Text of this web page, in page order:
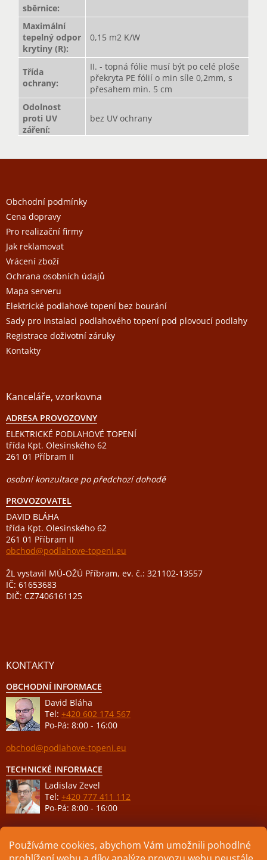
Používáme cookies, abychom Vám umožnili pohodlné
sběrnice:
Maximální
tepelný odpor
krytiny (R):
0,15 m2 K/W
Třída
ochrany:
II. - topná fólie musí být po celé ploše
překryta PE fólií o min síle 0,2mm, s
přesahem min. 5 cm
Odolnost
proti UV
záření:
bez UV ochrany
Z
aObchodní podmínky
Cena dopravy
Pro realizační firmy
Jak reklamovat
Vrácení zboží
Ochrana osobních údajů
Mapa serveru
Elektrické podlahové topení bez bourání
Sady pro instalaci podlahového topení pod plovoucí podlahy
Registrace doživotní záruky
Kontakty
Kanceláře, vzorkovna
ADRESA PROVOZOVNY
ELEKTRICKÉ PODLAHOVÉ TOPENÍ
třída Kpt. Olesinského 62
261 01 Příbram II
osobní konzultace po předchozí dohodě
PROVOZOVATEL
DAVID BLÁHA
třída Kpt. Olesinského 62
261 01 Příbram II
obchod@podlahove-topeni.eu
ŽL vystavil MÚ-OŽÚ Příbram, ev. č.: 321102-13557
IČ: 61653683
DIČ: CZ7406161125
KONTAKTY
OBCHODNÍ INFORMACE
David Bláha
Tel: +420 602 174 567
Po-Pá: 8:00 - 16:00
obchod@podlahove-topeni.eu
TECHNICKÉ INFORMACE
Ladislav Zevel
Tel: +420 777 411 112
Po-Pá: 8:00 - 16:00
podpora@podlahove-topeni.eu